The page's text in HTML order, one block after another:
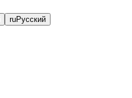
ruРусский